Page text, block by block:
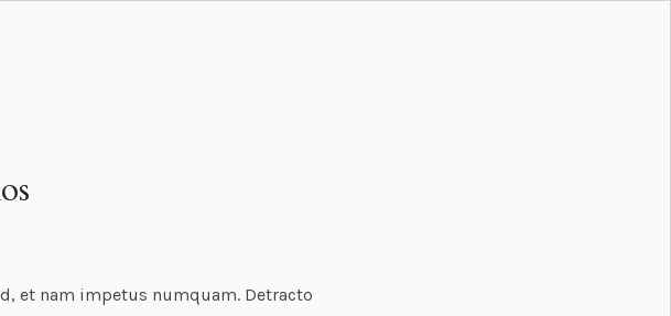
et nam impetus numquam. Detracto